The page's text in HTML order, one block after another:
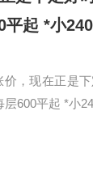
起 *小
，现在正是
层600平起 *小